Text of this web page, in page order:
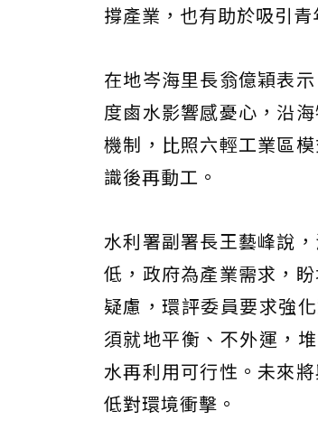
撐產業，也有助於吸引
在地岑海里長翁億穎表
度鹵水影響感憂心，沿
機制，比照六輕工業區
識後再動工。
水利署副署長王藝峰說
低，政府為產業需求，
疑慮，環評委員要求強
須就地平衡、不外運，
水再利用可行性。未來
低對環境衝擊。